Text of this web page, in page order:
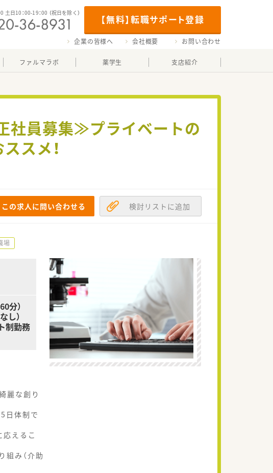
【無料】転職サポート登録
土日10：00-19：00 （祝日を除く）
企業の皆様へ 会社概要 お問い合わせ
ファルマラボ 薬学生 支店紹介
社員募集≫プライベートの
スメ！
この求人に問い合わせる 検討リストに追加
場
分）
）
制勤務
麗な創り
日体制で
えるこ
み（介助